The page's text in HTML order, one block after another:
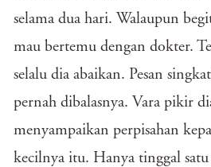
selama dua hari. Walaupun
mau bertemu dengan dokter.
selalu dia abaikan. Pesan
pernah dibalasnya. Vara pikir
menyampaikan perpisahan
kecilnya itu. Hanya tinggal